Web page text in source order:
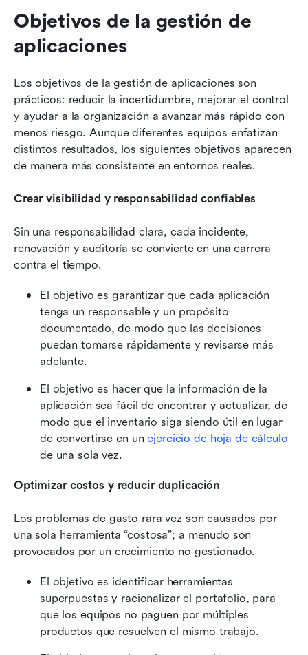
Objetivos de la gestión de
aplicaciones
Los objetivos de la gestión de aplicaciones son
prácticos: reducir la incertidumbre, mejorar el control
y ayudar a la organización a avanzar más rápido con
menos riesgo. Aunque diferentes equipos enfatizan
distintos resultados, los siguientes objetivos aparecen
de manera más consistente en entornos reales.
Crear visibilidad y responsabilidad confiables
Sin una responsabilidad clara, cada incidente,
renovación y auditoría se convierte en una carrera
contra el tiempo.
El objetivo es garantizar que cada aplicación
tenga un responsable y un propósito
documentado, de modo que las decisiones
puedan tomarse rápidamente y revisarse más
adelante.
El objetivo es hacer que la información de la
aplicación sea fácil de encontrar y actualizar, de
modo que el inventario siga siendo útil en lugar
de convertirse en un ejercicio de hoja de cálculo
de una sola vez.
Optimizar costos y reducir duplicación
Los problemas de gasto rara vez son causados por
una sola herramienta “costosa”; a menudo son
provocados por un crecimiento no gestionado.
El objetivo es identificar herramientas
superpuestas y racionalizar el portafolio, para
que los equipos no paguen por múltiples
productos que resuelven el mismo trabajo.